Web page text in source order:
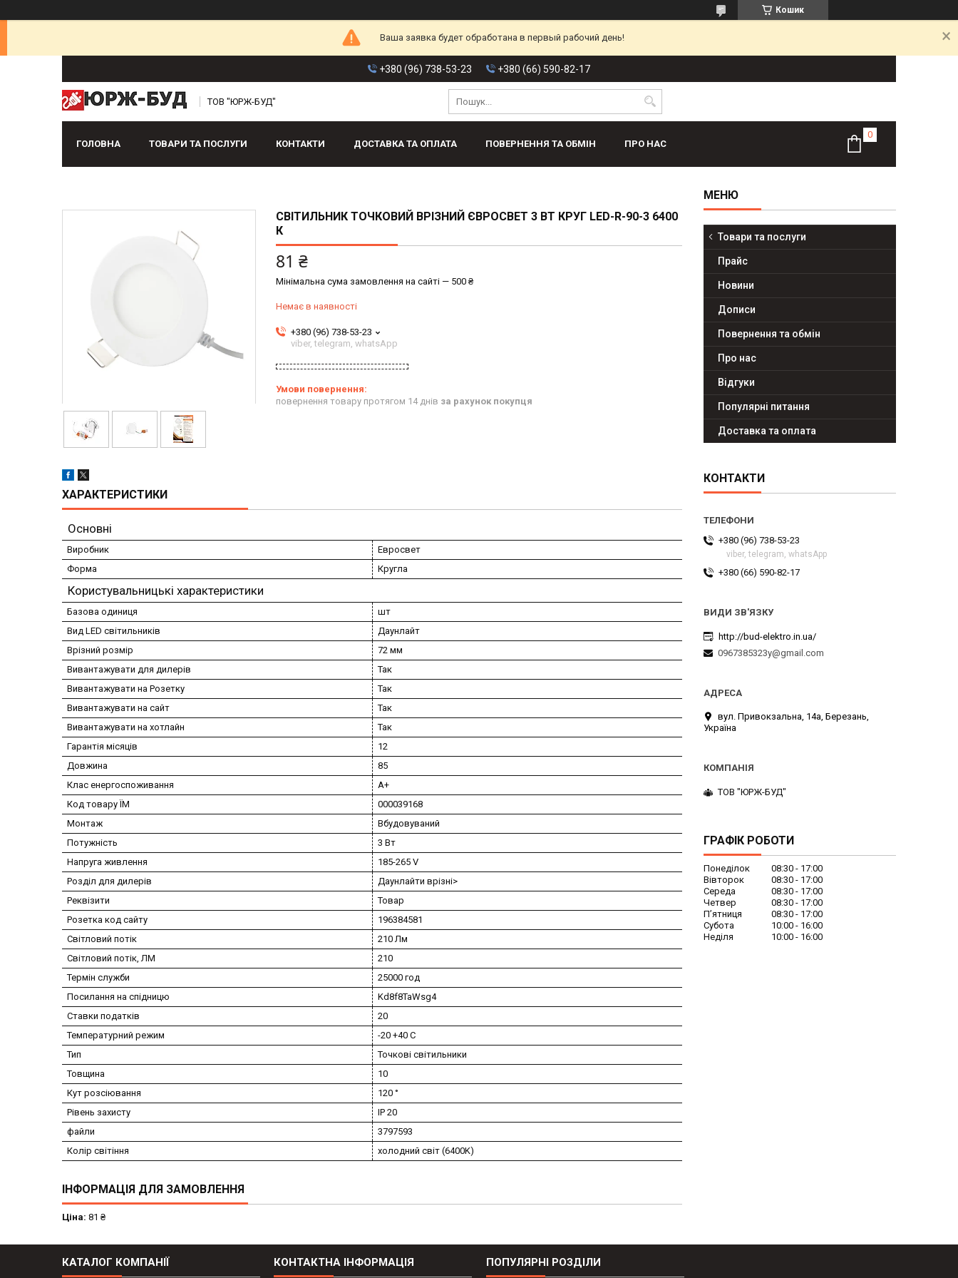
Кошик
Ваша заявка будет обработана в первый рабочий день!
+380 (96) 738-53-23 +380 (66) 590-82-17
ТОВ "ЮРЖ-БУД"
ГОЛОВНА ТОВАРИ ТА ПОСЛУГИ КОНТАКТИ ДОСТАВКА ТА ОПЛАТА ПОВЕРНЕННЯ ТА ОБМІН ПРО НАС
СВІТИЛЬНИК ТОЧКОВИЙ ВРІЗНИЙ ЄВРОСВЕТ 3 ВТ КРУГ LED-R-90-3 6400
К
81 ₴
Мінімальна сума замовлення на сайті — 500 ₴
Немає в наявності
+380 (96) 738-53-23
viber, telegram, whatsApp
повернення товару протягом 14 днів за рахунок покупця
ХАРАКТЕРИСТИКИ
Основні
Виробник
Евросвет
Форма
Кругла
Користувальницькі характеристики
Базова одиниця
шт
Вид LED світильників
Даунлайт
Врізний розмір
72 мм
Вивантажувати для дилерів
Так
Вивантажувати на Розетку
Так
Вивантажувати на сайт
Так
Вивантажувати на хотлайн
Так
Гарантія місяців
12
Довжина
85
Клас енергоспоживання
A+
Код товару ЇМ
000039168
Монтаж
Вбудовуваний
Потужність
3 Вт
Напруга живлення
185-265 V
Розділ для дилерів
Даунлайти врізні>
Реквізити
Товар
Розетка код сайту
196384581
Світловий потік
210 Лм
Світловий потік, ЛМ
210
Термін служби
25000 год
Посилання на спідницю
Kd8f8TaWsg4
Ставки податків
20
Температурний режим
-20 +40 C
Тип
Точкові світильники
Товщина
10
Кут розсіювання
120 °
Рівень захисту
IP 20
файли
3797593
Колір світіння
холодний світ (6400K)
ІНФОРМАЦІЯ ДЛЯ ЗАМОВЛЕННЯ
Ціна: 81 ₴
Товари та послуги
Прайс
Новини
Дописи
Повернення та обмін
Про нас
Відгуки
Популярні питання
Доставка та оплата
КОНТАКТИ
+380 (96) 738-53-23
viber, telegram, whatsApp
+380 (66) 590-82-17
http://bud-elektro.in.ua/
0967385323y@gmail.com
вул. Привокзальна, 14а, Березань,
Україна
ТОВ "ЮРЖ-БУД"
ГРАФІК РОБОТИ
Понеділок 08:30
17:00
Вівторок
08:30
17:00
Середа
08:30
17:00
Четвер
08:30
17:00
Пʼятниця
08:30
17:00
Субота
10:00
16:00
Неділя
10:00 16:00
КАТАЛОГ КОМПАНІЇ КОНТАКТНА ІНФОРМАЦІЯ ПОПУЛЯРНІ РОЗДІЛИ